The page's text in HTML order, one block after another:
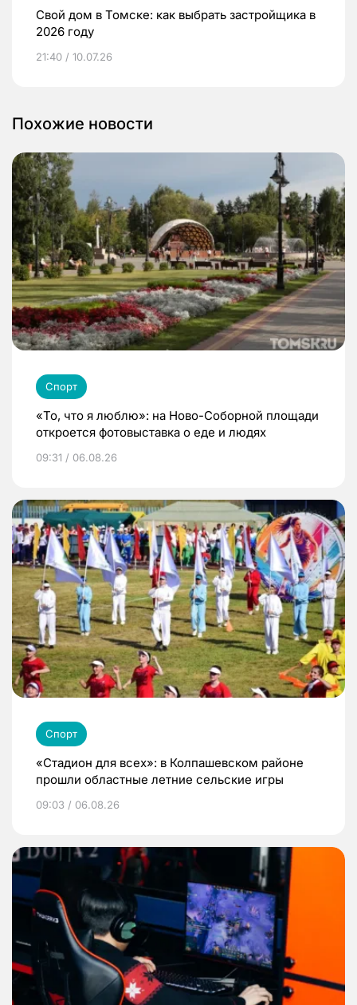
Свой дом в Томске: как выбрать застройщика в
2026 году
21:40 / 10.07.26
Похожие новости
Спорт
«То, что я люблю»: на Ново-Соборной площади
откроется фотовыставка о еде и людях
09:31 / 06.08.26
Спорт
«Стадион для всех»: в Колпашевском районе
прошли областные летние сельские игры
09:03 / 06.08.26